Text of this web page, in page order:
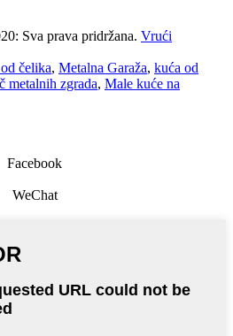
Sva prava pridržana. Vrući
čelika, Metalna Garaža, kuća od
metalnih zgrada, Male kuće na
Facebook
WeChat